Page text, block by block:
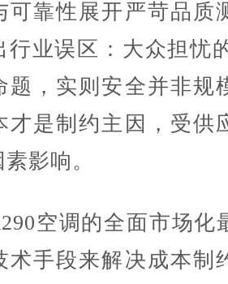
可靠性展开严苛品质
行业误区：大众担忧
题，实则安全并非规
才是制约主因，受供
影响。
空调的全面市场化
术手段来解决成本制